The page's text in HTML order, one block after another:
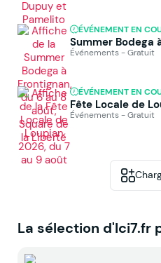
ÉVÉNEMENT EN
Summer Bodega
Événements - Gratuit
ÉVÉNEMENT EN
Fête Locale de
Événements - Gratuit
La sélection d'Ici7.fr